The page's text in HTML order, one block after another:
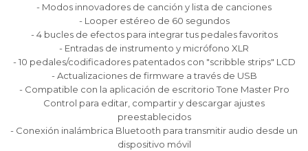
- Modos innovadores de canción y lista de canciones
- Looper estéreo de 60 segundos
- 4 bucles de efectos para integrar tus pedales favoritos
- Entradas de instrumento y micrófono XLR
- 10 pedales/codificadores patentados con "scribble strips" LCD
- Actualizaciones de firmware a través de USB
- Compatible con la aplicación de escritorio Tone Master Pro
Control para editar, compartir y descargar ajustes
preestablecidos
- Conexión inalámbrica Bluetooth para transmitir audio desde un
dispositivo móvil